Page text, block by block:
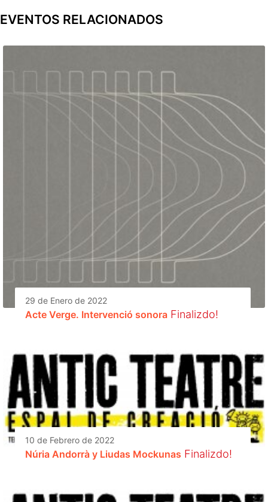
EVENTOS RELACIONADOS
29 de Enero de 2022
Acte Verge. Intervenció sonora Finalizdo!
10 de Febrero de 2022
Núria Andorrà y Liudas Mockunas Finalizdo!